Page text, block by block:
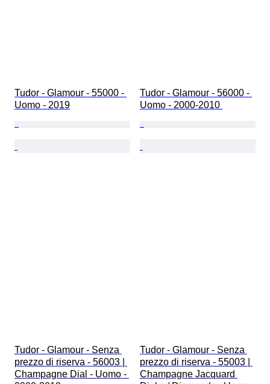
Tudor - Glamour - 55000 -
Uomo - 2019
Tudor - Glamour - 56000 -
Uomo - 2000-2010
Tudor - Glamour - Senza
prezzo di riserva - 56003 |
Champagne Dial - Uomo -
Tudor - Glamour - Senza
prezzo di riserva - 55003 |
Champagne Jacquard